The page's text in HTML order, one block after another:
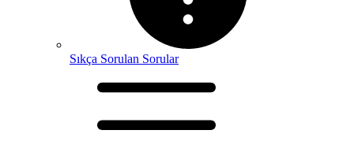
Sıkça Sorulan Sorular